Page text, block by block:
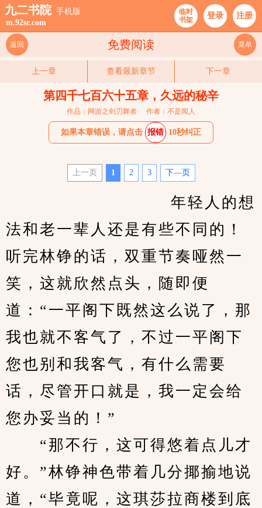
九二书院 手机版
m.92sr.com
临时
书架
登录 注册
免费阅读
返回 菜单
上一章 查看最新章节 下一章
第四千七百六十五章，久远的秘辛
作品：网游之剑刃舞者 作者：不是闻人
如果本章错误，请点击 报错 10秒纠正
上一页 1 2 3 下—页
法和老一辈人还是有些不同的！
听完林铮的话，双重节奏哑然一
笑，这就欣然点头，随即便
道：“一平阁下既然这么说了，那
我也就不客气了，不过一平阁下
您也别和我客气，有什么需要
话，尽管开口就是，我一定会给
您办妥当的！”
“那不行，这可得悠着点儿才
好。”林铮神色带着几分揶揄地说
道，“毕竟呢，这琪莎拉商楼到底